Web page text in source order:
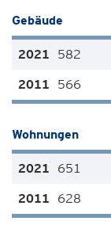
Gebäude
582
566
Wohnungen
651
628